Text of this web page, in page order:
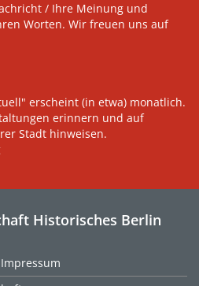
/ Ihre Meinung und
Worten. Wir freuen uns auf
erscheint (in etwa) monatlich.
erinnern und auf
Stadt hinweisen.
Historisches Berlin